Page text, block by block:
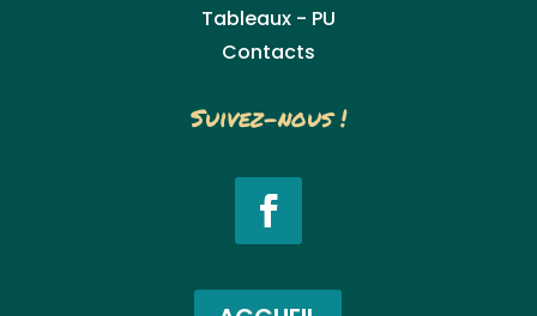
Tableaux - PU
Contacts
Suivez-nous !